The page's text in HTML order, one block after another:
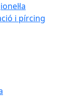
i pírcing